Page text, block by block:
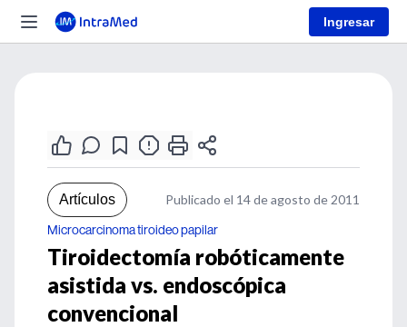
Ingresar
Artículos Publicado el 14 de agosto de 2011
Microcarcinoma tiroideo papilar
Tiroidectomía robóticamente
asistida vs. endoscópica
convencional